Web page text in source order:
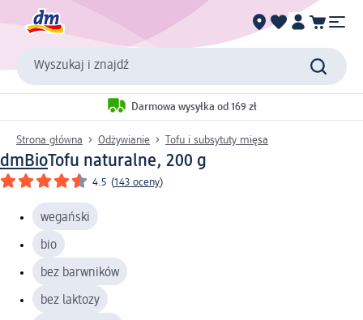
Wyszukaj i znajdź
Darmowa wysyłka od 169 zł
Strona główna Odżywianie Tofu i subsytuty mięsa
dmBioTofu naturalne, 200 g
4.5 (143 oceny)
wegański
bio
bez barwników
bez laktozy